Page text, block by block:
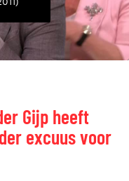
Gijp heeft
excuus voor